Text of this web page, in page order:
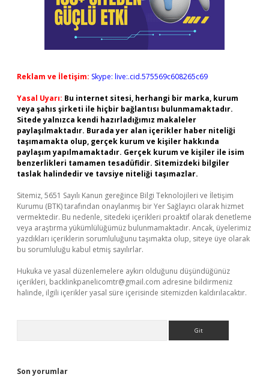
Reklam ve İletişim: Skype: live:.cid.575569c608265c69
Yasal Uyarı: Bu internet sitesi, herhangi bir marka, kurum
veya şahıs şirketi ile hiçbir bağlantısı bulunmamaktadır.
Sitede yalnızca kendi hazırladığımız makaleler
paylaşılmaktadır. Burada yer alan içerikler haber niteliği
taşımamakta olup, gerçek kurum ve kişiler hakkında
paylaşım yapılmamaktadır. Gerçek kurum ve kişiler ile isim
benzerlikleri tamamen tesadüfidir. Sitemizdeki bilgiler
taslak halindedir ve tavsiye niteliği taşımazlar.
Sitemiz, 5651 Sayılı Kanun gereğince Bilgi Teknolojileri ve İletişim
Kurumu (BTK) tarafından onaylanmış bir Yer Sağlayıcı olarak hizmet
vermektedir. Bu nedenle, sitedeki içerikleri proaktif olarak denetleme
veya araştırma yükümlülüğümüz bulunmamaktadır. Ancak, üyelerimiz
yazdıkları içeriklerin sorumluluğunu taşımakta olup, siteye üye olarak
bu sorumluluğu kabul etmiş sayılırlar.
Hukuka ve yasal düzenlemelere aykırı olduğunu düşündüğünüz
içerikleri, backlinkpanelicomtr@gmail.com adresine bildirmeniz
halinde, ilgili içerikler yasal süre içerisinde sitemizden kaldırılacaktır.
Son yorumlar